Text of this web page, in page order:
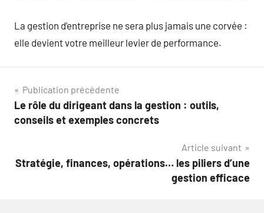
La gestion d’entreprise ne sera plus jamais une corvée :
elle devient votre meilleur levier de performance.
Navigation
de
Publication précédente
Le rôle du dirigeant dans la gestion : outils,
conseils et exemples concrets
Article suivant
Stratégie, finances, opérations… les piliers d’une
gestion efficace